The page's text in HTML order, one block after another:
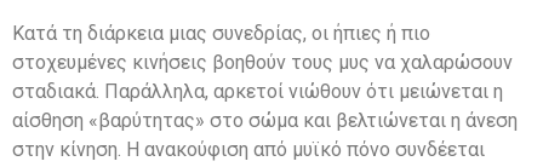
Κατά τη διάρκεια μιας συνεδρίας, οι ήπιες ή πιο
στοχευμένες κινήσεις βοηθούν τους μυς να χαλαρώσουν
σταδιακά. Παράλληλα, αρκετοί νιώθουν ότι μειώνεται η
αίσθηση «βαρύτητας» στο σώμα και βελτιώνεται η άνεση
στην κίνηση. Η ανακούφιση από μυϊκό πόνο συνδέεται